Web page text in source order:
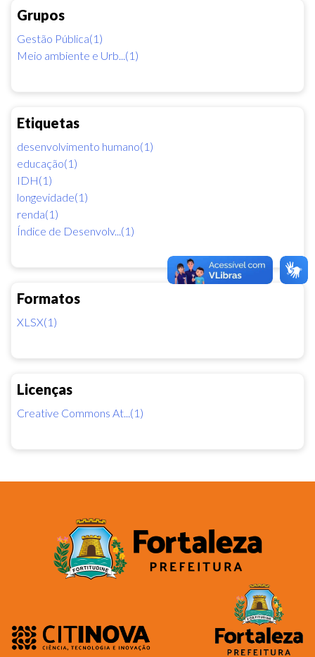
Grupos
Gestão Pública(1)
Meio ambiente e Urb...(1)
Etiquetas
desenvolvimento humano(1)
educação(1)
IDH(1)
longevidade(1)
renda(1)
Índice de Desenvolv...(1)
Formatos
XLSX(1)
Licenças
Creative Commons At...(1)